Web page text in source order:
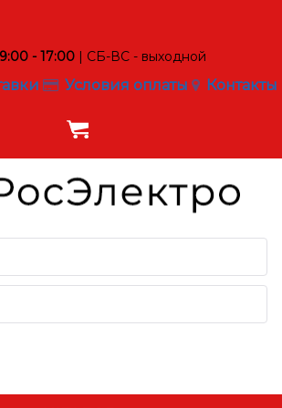
9:00 - 17:00| СБ-ВС - выходной
Условия оплаты Контакты